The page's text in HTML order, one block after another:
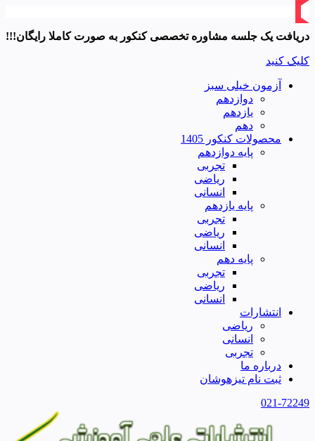
دریافت یک جلسه مشاوره تخصصی کنکور به صورت کاملا رایگان!!!
کلیک کنید
آزمون خیلی سبز
دوازدهم
یازدهم
دهم
محصولات کنکور 1405
پایه دوازدهم
تجربی
ریاضی
انسانی
پایه یازدهم
تجربی
ریاضی
انسانی
پایه دهم
تجربی
ریاضی
انسانی
انتشارات
ریاضی
انسانی
تجربی
درباره ما
ثبت نام تیزهوشان
021-72249